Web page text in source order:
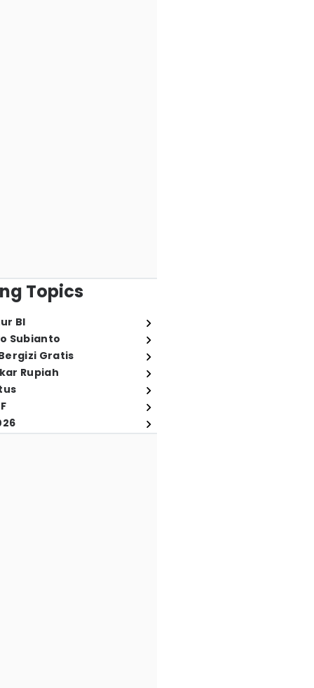
Topics
BI
Subianto
Gratis
Rupiah